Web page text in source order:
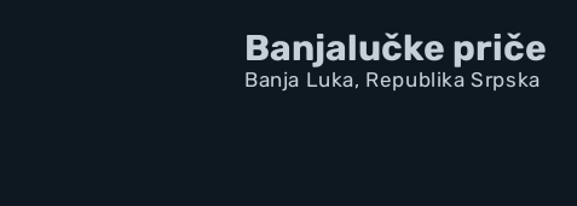
Banjalučke priče
Banja Luka, Republika Srpska